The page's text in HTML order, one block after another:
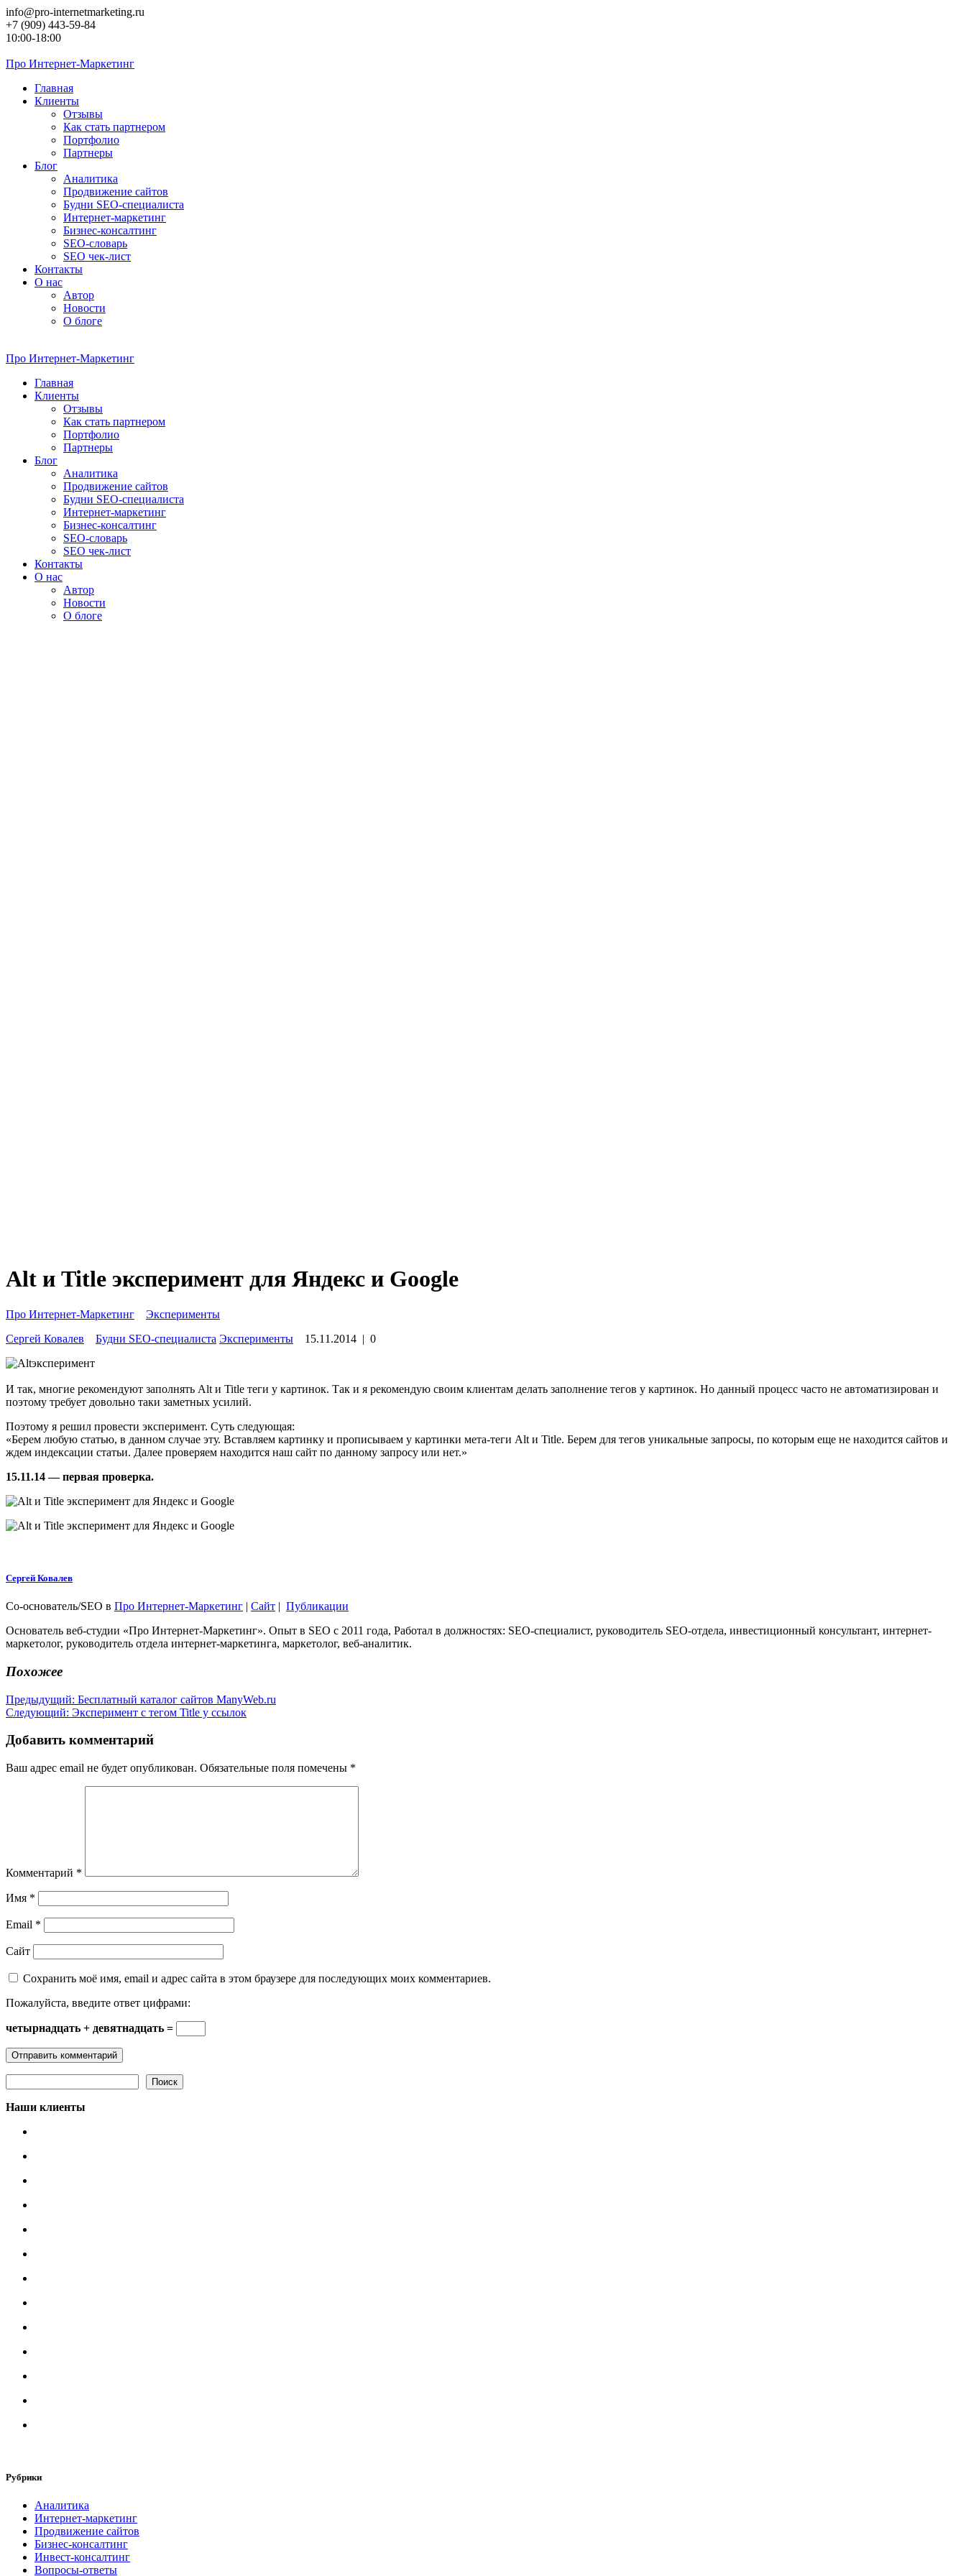
Перейти
к
контенту
info@pro-internetmarketing.ru
+7 (909) 443-59-84
10:00-18:00
Про Интернет-Маркетинг
Главная
Клиенты
Отзывы
Как стать партнером
Портфолио
Партнеры
Блог
Аналитика
Продвижение сайтов
Будни SEO-специалиста
Интернет-маркетинг
Бизнес-консалтинг
SEO-словарь
SEO чек-лист
Контакты
О нас
Автор
Новости
О блоге
Про Интернет-Маркетинг
Главная
Клиенты
Отзывы
Как стать партнером
Портфолио
Партнеры
Блог
Аналитика
Продвижение сайтов
Будни SEO-специалиста
Интернет-маркетинг
Бизнес-консалтинг
SEO-словарь
SEO чек-лист
Контакты
О нас
Автор
Новости
О блоге
Alt и Title эксперимент для Яндекс и Google
Про Интернет-Маркетинг
Эксперименты
Сергей Ковалев
Будни SEO-специалиста Эксперименты 15.11.2014 | 0
И так, многие рекомендуют заполнять Alt и Title теги у картинок. Так и я рекомендую своим клиентам делать заполнение тегов у картинок. Но данный процесс часто не автоматизирован и
поэтому требует довольно таки заметных усилий.
Поэтому я решил провести эксперимент. Суть следующая:
«Берем любую статью, в данном случае эту. Вставляем картинку и прописываем у картинки мета-теги Alt и Title. Берем для тегов уникальные запросы, по которым еще не находится сайтов и
ждем индексации статьи. Далее проверяем находится наш сайт по данному запросу или нет.»
15.11.14 — первая проверка.
Сергей Ковалев
Со-основатель/SEO в Про Интернет-Маркетинг | Сайт | Публикации
Основатель веб-студии «Про Интернет-Маркетинг». Опыт в SEO с 2011 года, Работал в должностях: SEO-специалист, руководитель SEO-отдела, инвестиционный консультант, интернет-
маркетолог, руководитель отдела интернет-маркетинга, маркетолог, веб-аналитик.
Похожее
Навигация
по
записям
Предыдущий: Предыдущая
запись:
Бесплатный каталог сайтов ManyWeb.ru
Следующий: Следующая
Эксперимент с тегом Title у ссылок
Добавить комментарий
Ваш адрес email не будет опубликован. Обязательные поля помечены *
Комментарий *
Имя *
Email *
Сайт
Сохранить моё имя, email и адрес сайта в этом браузере для последующих моих комментариев.
Пожалуйста, введите ответ цифрами:
четырнадцать + девятнадцать =
Поиск
Наши клиенты
Рубрики
Аналитика
Интернет-маркетинг
Продвижение сайтов
Бизнес-консалтинг
Инвест-консалтинг
Вопросы-ответы